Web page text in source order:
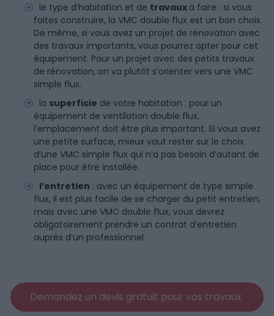
le type d’habitation et de travaux à faire : si vous
faites construire, la VMC double flux est un bon choix.
De même, si vous avez un projet de rénovation avec
des travaux importants, vous pourrez opter pour cet
équipement. Pour un projet avec des petits travaux
de rénovation, on va plutôt s’orienter vers une VMC
simple flux.
la superficie de votre habitation : pour un
équipement de ventilation double flux,
l’emplacement doit être plus important. Si vous avez
une petite surface, mieux vaut rester sur le choix
d’une VMC simple flux qui n’a pas besoin d’autant de
place pour être installée.
l’entretien : avec un équipement de type simple
flux, il est plus facile de se charger du petit entretien,
mais avec une VMC double flux, vous devrez
obligatoirement prendre un contrat d’entretien
auprès d’un professionnel.
Demandez un devis gratuit pour vos travaux